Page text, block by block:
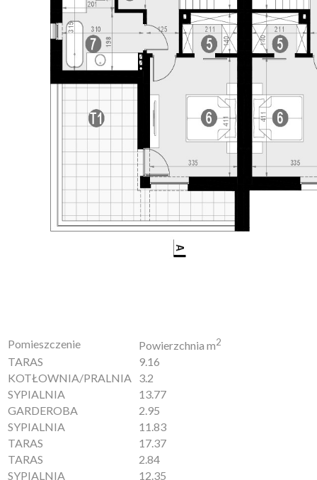
Pomieszczenie Powierzchnia m2
TARAS
9.16
KOTŁOWNIA/PRALNIA 3.2
SYPIALNIA
13.77
GARDEROBA
2.95
SYPIALNIA
11.83
TARAS
17.37
TARAS
2.84
SYPIALNIA
12.35